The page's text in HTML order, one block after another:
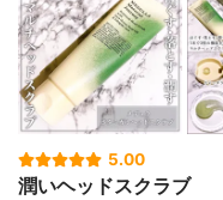
5.00
潤いヘッドスクラブ